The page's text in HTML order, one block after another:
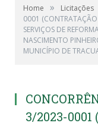
Home » Licitações
0001 (CONTRATAÇÃO
SERVIÇOS DE
NASCIMENTO
MUNICÍPIO DE
3/2023-0001